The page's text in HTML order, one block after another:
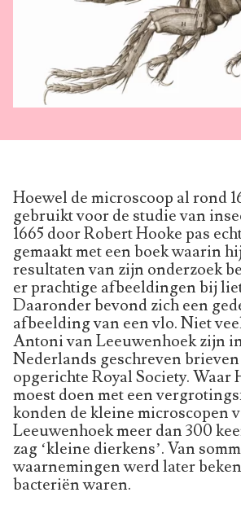
Hoewel de microscoop al rond
gebruikt voor de studie van
1665 door Robert Hooke pas
gemaakt met een boek waarin
resultaten van zijn onderzoek
er prachtige afbeeldingen bij
Daaronder bevond zich een
afbeelding van een vlo. Niet
Antoni van Leeuwenhoek zijn
Nederlands geschreven
opgerichte Royal Society. Waar
moest doen met een
konden de kleine microscopen
Leeuwenhoek meer dan 300
zag ‘kleine dierkens’. Van
waarnemingen werd later
bacteriën waren.